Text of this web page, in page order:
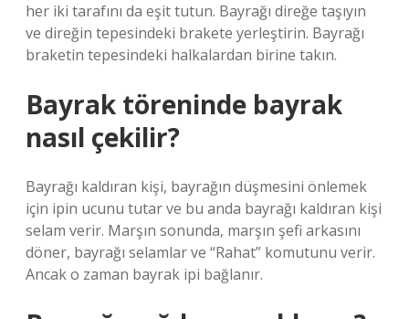
her iki tarafını da eşit tutun. Bayrağı direğe taşıyın
ve direğin tepesindeki brakete yerleştirin. Bayrağı
braketin tepesindeki halkalardan birine takın.
Bayrak töreninde bayrak
nasıl çekilir?
Bayrağı kaldıran kişi, bayrağın düşmesini önlemek
için ipin ucunu tutar ve bu anda bayrağı kaldıran kişi
selam verir. Marşın sonunda, marşın şefi arkasını
döner, bayrağı selamlar ve “Rahat” komutunu verir.
Ancak o zaman bayrak ipi bağlanır.